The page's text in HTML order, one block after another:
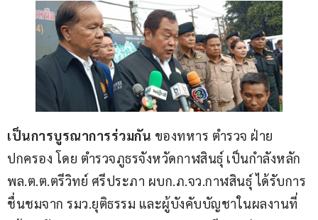
เป็นการบูรณาการร่วมกัน ของทหาร ตำรวจ ฝ่าย
ปกครอง โดย ตำรวจภูธรจังหวัดกาฬสินธุ์ เป็นกำลังหลัก
พล.ต.ต.ตรีวิทย์ ศรีประภา ผบก.ภ.จว.กาฬสินธุ์ ได้รับการ
ชื่นชมจาก รมว.ยุติธรรม และผู้บังคับบัญชาในผลงานที่